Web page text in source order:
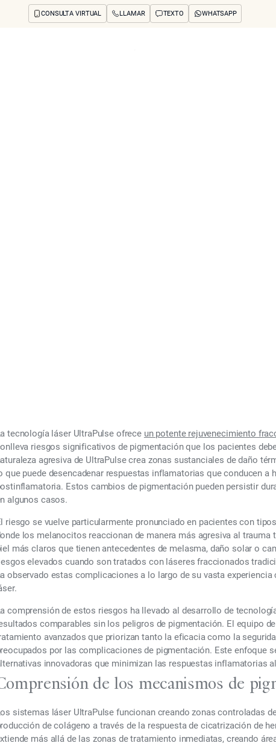
CONSULTA VIRTUAL LLAMAR TEXTO WHATSAPP
tecnología láser UltraPulse ofrece un potente rejuvenecimiento
riesgos significativos de pigmentación que los pacientes
agresiva de UltraPulse crea zonas sustanciales de daño
que puede desencadenar respuestas inflamatorias que conducen
Estos cambios de pigmentación pueden persistir
algunos casos.
riesgo se vuelve particularmente pronunciado en pacientes con
los melanocitos reaccionan de manera más agresiva al
más claros que tienen antecedentes de melasma, daño solar o
elevados cuando son tratados con láseres fraccionados
observado estas complicaciones a lo largo de su vasta
comprensión de estos riesgos ha llevado al desarrollo de
comparables sin los peligros de pigmentación. El equipo
avanzados que priorizan tanto la eficacia como la
por las complicaciones de pigmentación. Este enfoque
innovadoras que minimizan las respuestas inflamatorias
de los mecanismos de
sistemas láser UltraPulse funcionan creando zonas controladas
de colágeno a través de la respuesta de cicatrización de
más allá de las zonas de tratamiento inmediatas, creando